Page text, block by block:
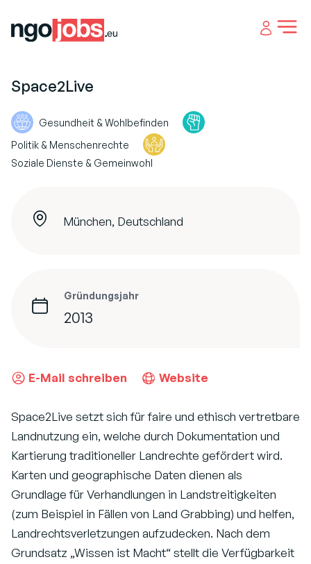
Open
Space2Live
Gesundheit & Wohlbefinden
Politik & Menschenrechte
Soziale Dienste & Gemeinwohl
München, Deutschland
Gründungsjahr
2013
E-Mail schreiben Website
Space2Live setzt sich für faire und ethisch vertretbare
Landnutzung ein, welche durch Dokumentation und
Kartierung traditioneller Landrechte gefördert wird.
Karten und geographische Daten dienen als
Grundlage für Verhandlungen in Landstreitigkeiten
(zum Beispiel in Fällen von Land Grabbing) und helfen,
Landrechtsverletzungen aufzudecken. Nach dem
Grundsatz „Wissen ist Macht“ stellt die Verfügbarkeit